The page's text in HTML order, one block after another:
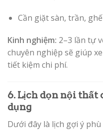
Cần giặt sàn, trần,
Kinh nghiệm: 2–3 lần tự
chuyên nghiệp sẽ giúp
tiết kiệm chi phí.
6. Lịch dọn nội thất
dụng
Dưới đây là lịch gợi ý